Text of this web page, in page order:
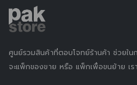
ศูนย์รวมสินค้าที่ตอบโจทย์ร้านค้า ช่วยใน
จะแพ็กของขาย หรือ แพ็กเพื่อขนย้าย เ